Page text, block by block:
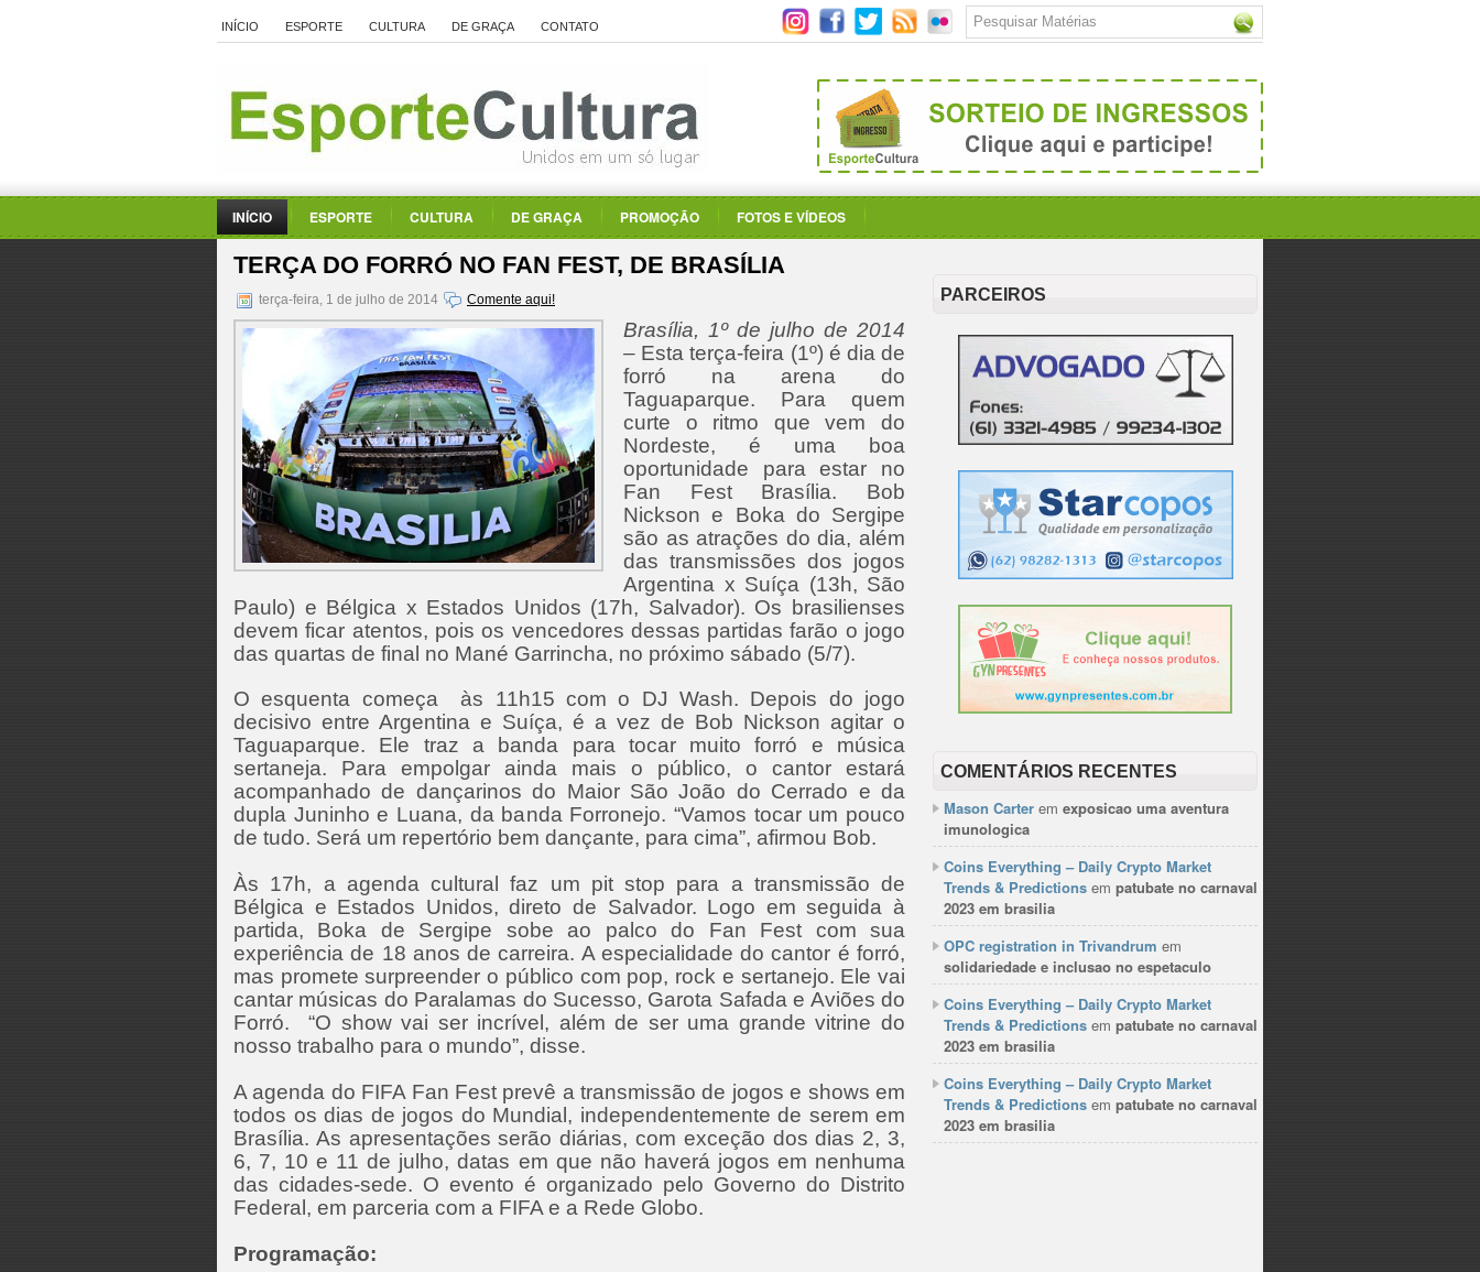
INÍCIO ESPORTE CULTURA DE GRAÇA CONTATO
INÍCIO ESPORTE CULTURA DE GRAÇA PROMOÇÃO FOTOS E VÍDEOS
TERÇA DO FORRÓ NO FAN FEST, DE BRASÍLIA
terça-feira, 1 de julho de 2014 Comente aqui!
Brasília, 1º de julho de 2014
– Esta terça-feira (1º) é dia de
forró na arena do
Taguaparque. Para quem
curte o ritmo que vem do
Nordeste, é uma boa
oportunidade para estar no
Fan Fest Brasília. Bob
Nickson e Boka do Sergipe
são as atrações do dia, além
das transmissões dos jogos
Argentina x Suíça (13h, São
Paulo) e Bélgica x Estados Unidos (17h, Salvador). Os brasilienses
devem ficar atentos, pois os vencedores dessas partidas farão o jogo
das quartas de final no Mané Garrincha, no próximo sábado (5/7).
O esquenta começa às 11h15 com o DJ Wash. Depois do jogo
decisivo entre Argentina e Suíça, é a vez de Bob Nickson agitar o
Taguaparque. Ele traz a banda para tocar muito forró e música
sertaneja. Para empolgar ainda mais o público, o cantor estará
acompanhado de dançarinos do Maior São João do Cerrado e da
dupla Juninho e Luana, da banda Forronejo. “Vamos tocar um pouco
de tudo. Será um repertório bem dançante, para cima”, afirmou Bob.
Às 17h, a agenda cultural faz um pit stop para a transmissão de
Bélgica e Estados Unidos, direto de Salvador. Logo em seguida à
partida, Boka de Sergipe sobe ao palco do Fan Fest com sua
experiência de 18 anos de carreira. A especialidade do cantor é forró,
mas promete surpreender o público com pop, rock e sertanejo. Ele vai
cantar músicas do Paralamas do Sucesso, Garota Safada e Aviões do
Forró. “O show vai ser incrível, além de ser uma grande vitrine do
nosso trabalho para o mundo”, disse.
A agenda do FIFA Fan Fest prevê a transmissão de jogos e shows em
todos os dias de jogos do Mundial, independentemente de serem em
Brasília. As apresentações serão diárias, com exceção dos dias 2, 3,
6, 7, 10 e 11 de julho, datas em que não haverá jogos em nenhuma
das cidades-sede. O evento é organizado pelo Governo do Distrito
Federal, em parceria com a FIFA e a Rede Globo.
Programação:
PARCEIROS
COMENTÁRIOS RECENTES
Mason Carter em exposicao uma aventura
imunologica
Coins Everything – Daily Crypto Market
Trends & Predictions em patubate no carnaval
2023 em brasilia
OPC registration in Trivandrum em
solidariedade e inclusao no espetaculo
Coins Everything – Daily Crypto Market
Trends & Predictions em patubate no carnaval
2023 em brasilia
Coins Everything – Daily Crypto Market
Trends & Predictions em patubate no carnaval
2023 em brasilia